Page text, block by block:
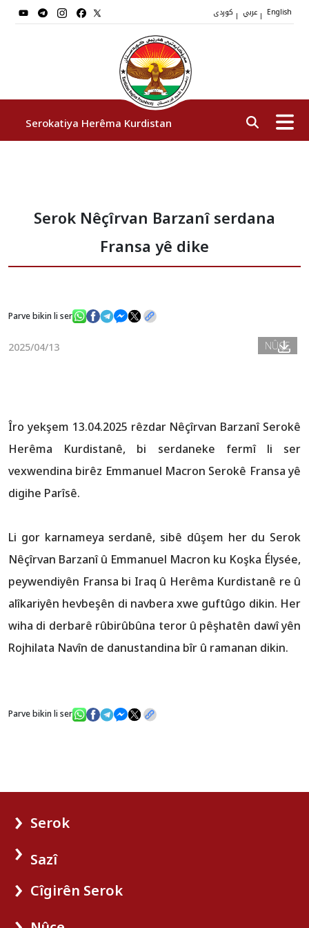
| | English
Serokatiya Herêma Kurdistan
Cîgirên Serok
Stafê Serokatiyê
Sazî
Nûçe
Serok Nêçîrvan Barzanî serdana
Fransa yê dike
Parve bikin li ser
2025/04/13 NÛÇE
Îro yekşem 13.04.2025 rêzdar Nêçîrvan Barzanî Serokê
Herêma Kurdistanê, bi serdaneke fermî li ser
vexwendina birêz Emmanuel Macron Serokê Fransa yê
digihe Parîsê.
Li gor karnameya serdanê, sibê dûşem her du Serok
Nêçîrvan Barzanî û Emmanuel Macron ku Koşka Élysée,
peywendiyên Fransa bi Iraq û Herêma Kurdistanê re û
alîkariyên hevbeşên di navbera xwe guftûgo dikin. Her
wiha di derbarê rûbirûbûna teror û pêşhatên dawî yên
Rojhilata Navîn de danustandina bîr û ramanan dikin.
Parve bikin li ser
Serok
Sazî
Cîgirên Serok